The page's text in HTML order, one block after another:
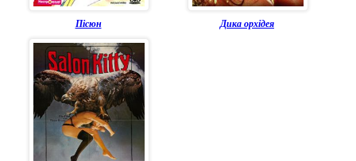
Пісюн Дика орхідея